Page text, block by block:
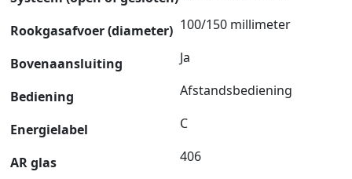
Rookgasafvoer (diameter) 100/150 millimeter
Bovenaansluiting Ja
Bediening Afstandsbediening
Energielabel C
AR glas 406